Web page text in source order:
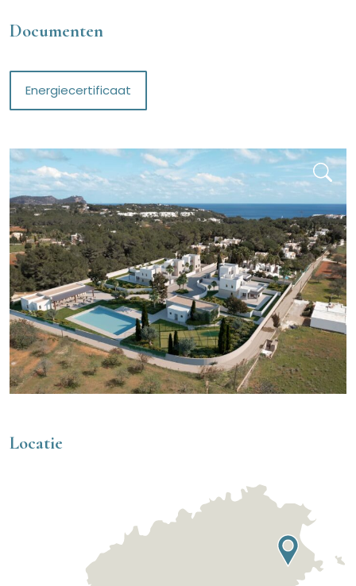
Documenten
Energiecertificaat
Locatie